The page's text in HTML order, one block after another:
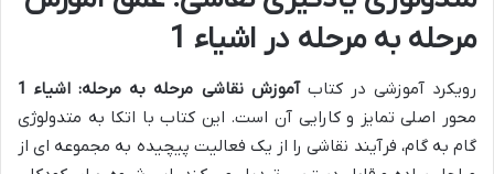
مرحله به مرحله در اشیاء 1
رویکرد آموزشی در کتابآموزش نقاشی مرحله به مرحله: اشیاء 1
محور اصلی تمایز و کارایی آن است. این کتاب با اتکا به متدولوژی
گام به گام، فرآیند نقاشی را از یک فعالیت پیچیده به مجموعه ای از